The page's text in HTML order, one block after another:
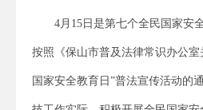
4月15日是第七个全民国家安
按照《保山市普及法律常识办公室
国家安全教育日”普法宣传活动的